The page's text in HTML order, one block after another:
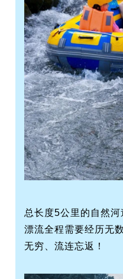
总长度5公里的自然河
漂流全程需要经历无
无穷、流连忘返！